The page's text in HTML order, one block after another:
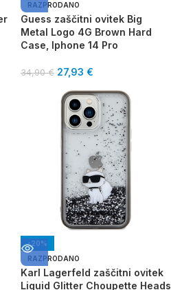
RAZPRODANO
Guess zaščitni ovitek Big
Metal Logo 4G Brown Hard
Case, Iphone 14 Pro
34,90€ 27,93 €
-20%
RAZPRODANO
Karl Lagerfeld zaščitni ovitek
Liquid Glitter Choupette Heads